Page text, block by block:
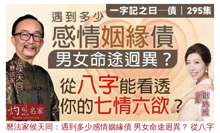
曆法家侯天同：遇到多少感情姻緣債 男女命途迥異？ 從八字